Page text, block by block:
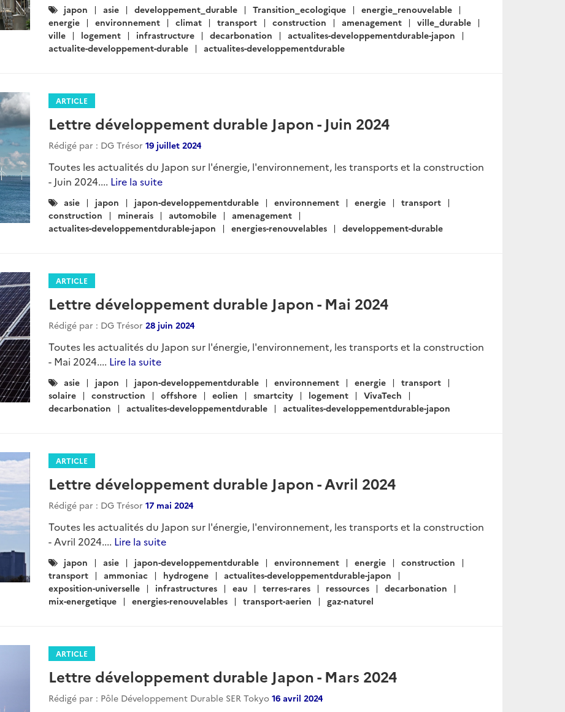
Catégories
:
japon asie developpement_durable Transition_ecologique
energie_renouvelable
energie
environnement climat transport construction amenagement
ville_durable
ville
logement infrastructure decarbonation
actualites-developpementdurable-japon
actualite-developpement-durable
actualites-developpementdurable
ARTICLE
Lettre développement durable Japon - Juin 2024
Rédigé par : DG Trésor 19 juillet 2024
Toutes les actualités du Japon sur l'énergie, l'environnement, les transports et la construction
- Juin 2024.... Lire la suite
Catégories
:
asie japon japon-developpementdurable environnement energie
transport
construction
minerais automobile
amenagement
actualites-developpementdurable-japon
energies-renouvelables developpement-durable
ARTICLE
Lettre développement durable Japon - Mai 2024
Rédigé par : DG Trésor 28 juin 2024
Toutes les actualités du Japon sur l'énergie, l'environnement, les transports et la construction
- Mai 2024.... Lire la suite
Catégories
:
asie japon japon-developpementdurable environnement energie
transport
solaire
construction offshore eolien smartcity logement
VivaTech
decarbonation
actualites-developpementdurable actualites-developpementdurable-japon
ARTICLE
Lettre développement durable Japon - Avril 2024
Rédigé par : DG Trésor 17 mai 2024
Toutes les actualités du Japon sur l'énergie, l'environnement, les transports et la construction
- Avril 2024.... Lire la suite
Catégories
:
japon asie japon-developpementdurable environnement energie
construction
transport
ammoniac hydrogene
actualites-developpementdurable-japon
exposition-universelle
infrastructures eau terres-rares ressources
decarbonation
mix-energetique
energies-renouvelables transport-aerien gaz-naturel
ARTICLE
Lettre développement durable Japon - Mars 2024
Rédigé par : Pôle Développement Durable SER Tokyo 16 avril 2024